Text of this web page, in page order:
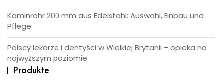
Kaminrohr 200 mm aus Edelstahl: Auswahl, Einbau und
Pflege
Polscy lekarze i dentyści w Wielkiej Brytanii – opieka na
najwyższym poziomie
Produkte